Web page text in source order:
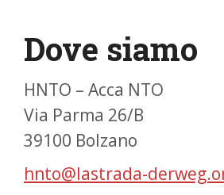
Dove siamo
HNTO – Acca NTO
Via Parma 26/B
39100 Bolzano
hnto@lastrada-